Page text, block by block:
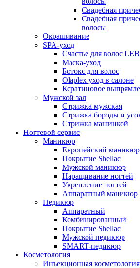
Свадебная
Свадебная
волосы
Окрашивание
SPA-уход
Счастье для волос
Маска-уход
Ботокс для волос
Olaplex уход в салоне
Кератиновое
Мужской зал
Стрижка мужская
Стрижка бороды и
Стрижка машинкой
Ногтевой сервис
Маникюр
Европейский маникюр
Покрытие Shellaс
Мужской маникюр
Наращивание ногтей
Укрепление ногтей
Аппаратный маникюр
Педикюр
Аппаратный
Комбинированный
Покрытие Shellac
Мужской педикюр
SMART-педикюр
Косметология
Инъекционная косметология